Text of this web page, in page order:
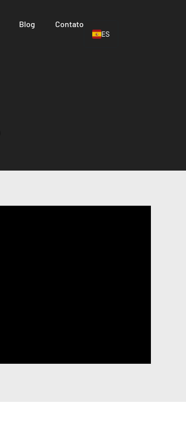
Blog Contato
ES